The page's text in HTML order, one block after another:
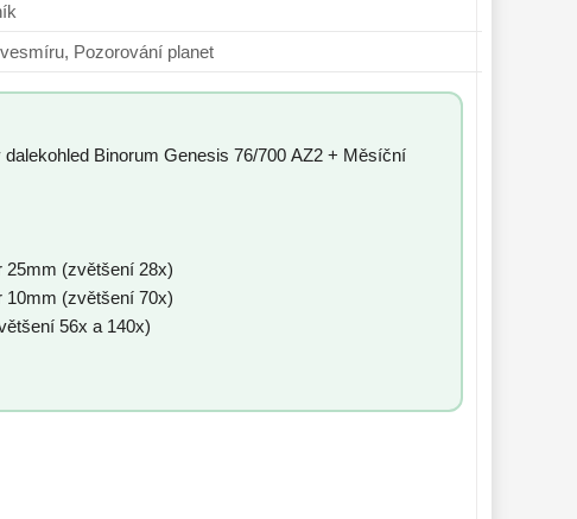
vesmíru, Pozorování planet
Binorum Genesis 76/700 AZ2 + Měsíční
25mm (zvětšení 28x)
10mm (zvětšení 70x)
56x a 140x)